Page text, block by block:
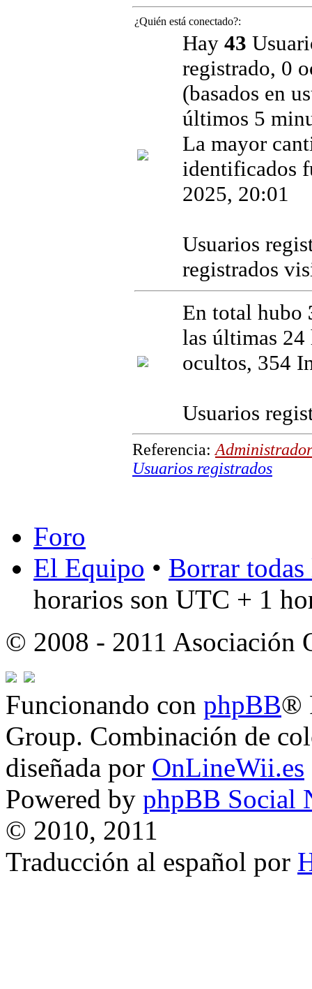
¿Quién está conectado?:
Hay 43
registrado, 0
(basados en
últimos 5
La mayor
identificados
2025, 20:01
Usuarios
registrados
En total hubo
las últimas 24
ocultos, 354
Usuarios
Referencia:
Usuarios registrados
Foro
El Equipo • Borrar
horarios son UTC + 1
© 2008 - 2011 Asociación
Funcionando con phpBB®
Group. Combinación de
diseñada por OnLineWii.es
Powered by phpBB Social
© 2010, 2011
Traducción al español por